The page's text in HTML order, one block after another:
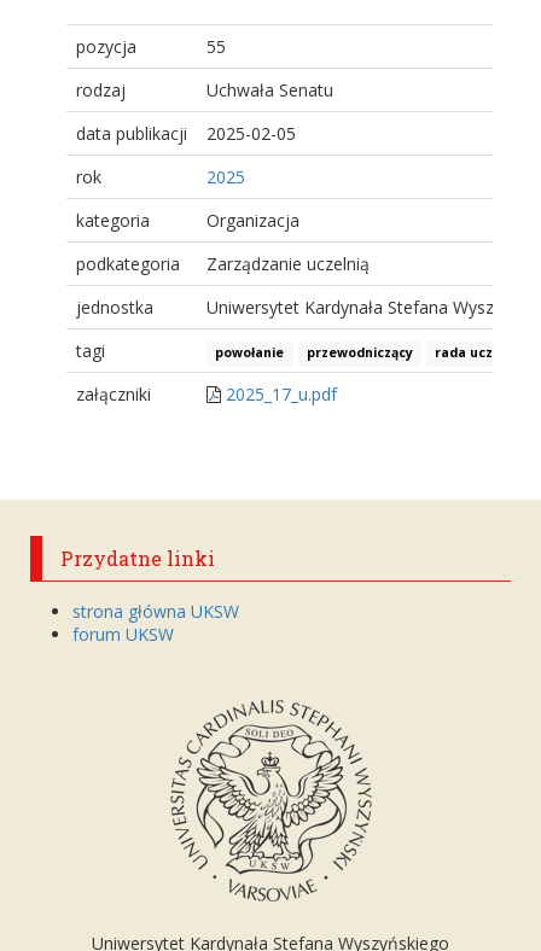
pozycja
55
rodzaj
Uchwała Senatu
data publikacji
2025-02-05
rok
2025
kategoria
Organizacja
podkategoria
Zarządzanie uczelnią
jednostka
Uniwersytet Kardynała Stefana
tagi
powołanie przewodniczący rada uczelni
załączniki 2025_17_u.pdf
Przydatne linki
strona główna UKSW
forum UKSW
Uniwersytet Kardynała Stefana Wyszyńskiego